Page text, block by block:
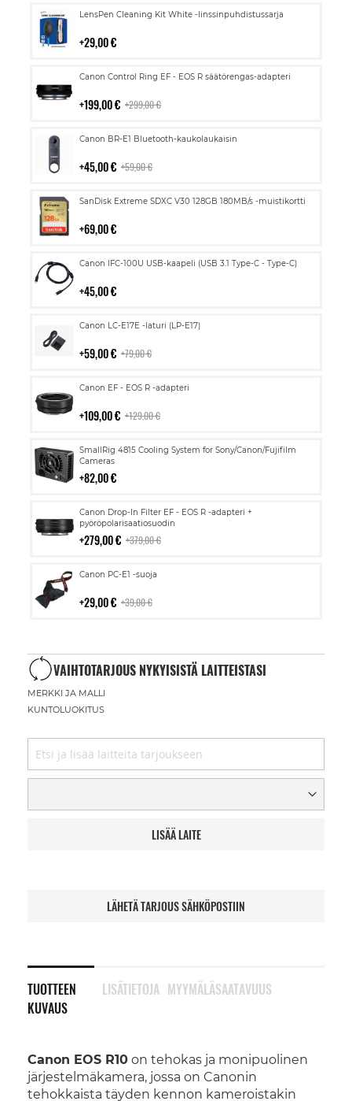
LensPen Cleaning Kit White -linssinpuhdistussarja
29,00 €
Lisää
Canon Control Ring EF - EOS R säätörengas-adapteri
199,00 € 299,00 €
Lisää
Canon BR-E1 Bluetooth-kaukolaukaisin
45,00 € 59,00 €
Lisää
SanDisk Extreme SDXC V30 128GB 180MB/s -muistikortti
69,00 €
Lisää
Canon IFC-100U USB-kaapeli (USB 3.1 Type-C - Type-C)
45,00 €
Lisää
Canon LC-E17E -laturi (LP-E17)
59,00 € 79,00 €
Lisää
Canon EF - EOS R -adapteri
109,00 € 129,00 €
Lisää
SmallRig 4815 Cooling System for Sony/Canon/Fujifilm
Cameras
82,00 €
Lisää
ostoskoriin
Canon Drop-In Filter EF - EOS R -adapteri +
pyöröpolarisaatiosuodin
279,00 € 379,00 €
Lisää
ostoskoriin
Canon PC-E1 -suoja
29,00 € 39,00 €
Lisää
VAIHTOTARJOUS NYKYISISTÄ LAITTEISTASI
MERKKI JA MALLI
KUNTOLUOKITUS
LISÄÄ LAITE
LÄHETÄ TARJOUS SÄHKÖPOSTIIN
TUOTTEEN
KUVAUS
Canon EOS R10 on tehokas ja monipuolinen
järjestelmäkamera, jossa on Canonin
tehokkaista täyden kennon kameroistakin
LISÄTIETOJA MYYMÄLÄSAATAVUUS